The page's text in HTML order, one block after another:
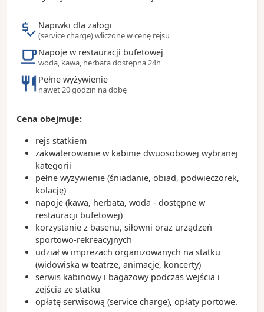
- Schody Hiszpańskie, nawiązanie do nich
znajdziemy na statku Costa Smeralda
Ciekawostki:
- Rzym położony jest na siedmiu wzgórzach i
nazywany jest Wiecznym Miastem
- Watykan znajdujący się w obrębie Rzymu jest
- pieniądze wrzucane do Fontanny di Trevi
około 1,5 miliona euro)
- najlepsze lody w Rzymie serwuje Bar Giolitti
istniejący od 1900 roku
Napiwki dla załogi
(service charge) wliczone w cenę rejsu
Napoje w restauracji bufetowej
woda, kawa, herbata dostępna 24h
Pełne wyżywienie
nawet 20 godzin na dobę
Cena obejmuje:
rejs statkiem
zakwaterowanie w kabinie dwuosobowej wybranej
kategorii
pełne wyżywienie (śniadanie, obiad, podwieczorek,
kolację)
napoje (kawa, herbata, woda - dostępne w
restauracji bufetowej)
korzystanie z basenu, siłowni oraz urządzeń
sportowo-rekreacyjnych
udział w imprezach organizowanych na statku
(widowiska w teatrze, animacje, koncerty)
serwis kabinowy i bagażowy podczas wejścia i
zejścia ze statku
opłatę serwisową (service charge), opłaty portowe.